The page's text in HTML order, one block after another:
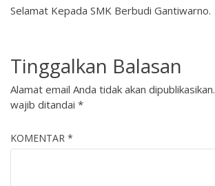
Selamat Kepada SMK Berbudi Gantiwarno.
Tinggalkan Balasan
Alamat email Anda tidak akan dipublikasikan.
wajib ditandai *
KOMENTAR *